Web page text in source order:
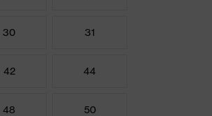
30 31
42 44
48 50